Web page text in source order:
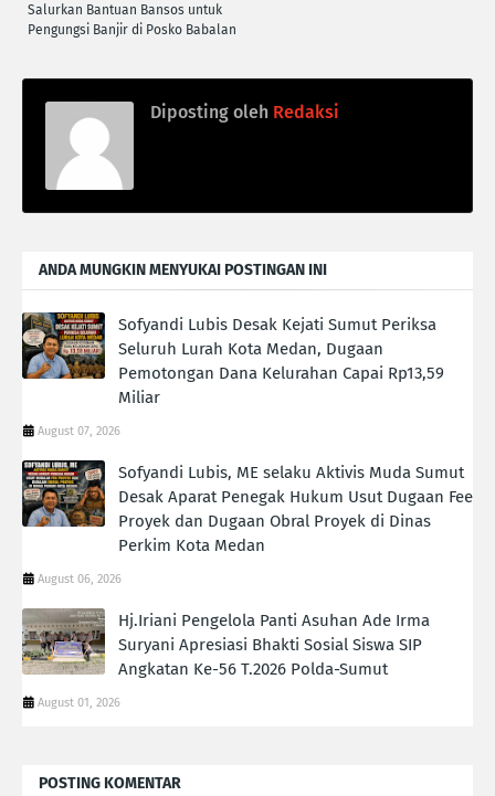
Salurkan Bantuan Bansos untuk
Pengungsi Banjir di Posko Babalan
Diposting oleh Redaksi
ANDA MUNGKIN MENYUKAI POSTINGAN INI
Sofyandi Lubis Desak Kejati Sumut Periksa
Seluruh Lurah Kota Medan, Dugaan
Pemotongan Dana Kelurahan Capai Rp13,59
Miliar
August 07, 2026
Sofyandi Lubis, ME selaku Aktivis Muda Sumut
Desak Aparat Penegak Hukum Usut Dugaan Fee
Proyek dan Dugaan Obral Proyek di Dinas
Perkim Kota Medan
August 06, 2026
Hj.Iriani Pengelola Panti Asuhan Ade Irma
Suryani Apresiasi Bhakti Sosial Siswa SIP
Angkatan Ke-56 T.2026 Polda-Sumut
August 01, 2026
POSTING KOMENTAR